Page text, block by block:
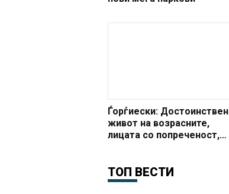
Ѓорѓиески: Достоинствен
живот на возрасните,
лицата со попреченост,
ТОП ВЕСТИ